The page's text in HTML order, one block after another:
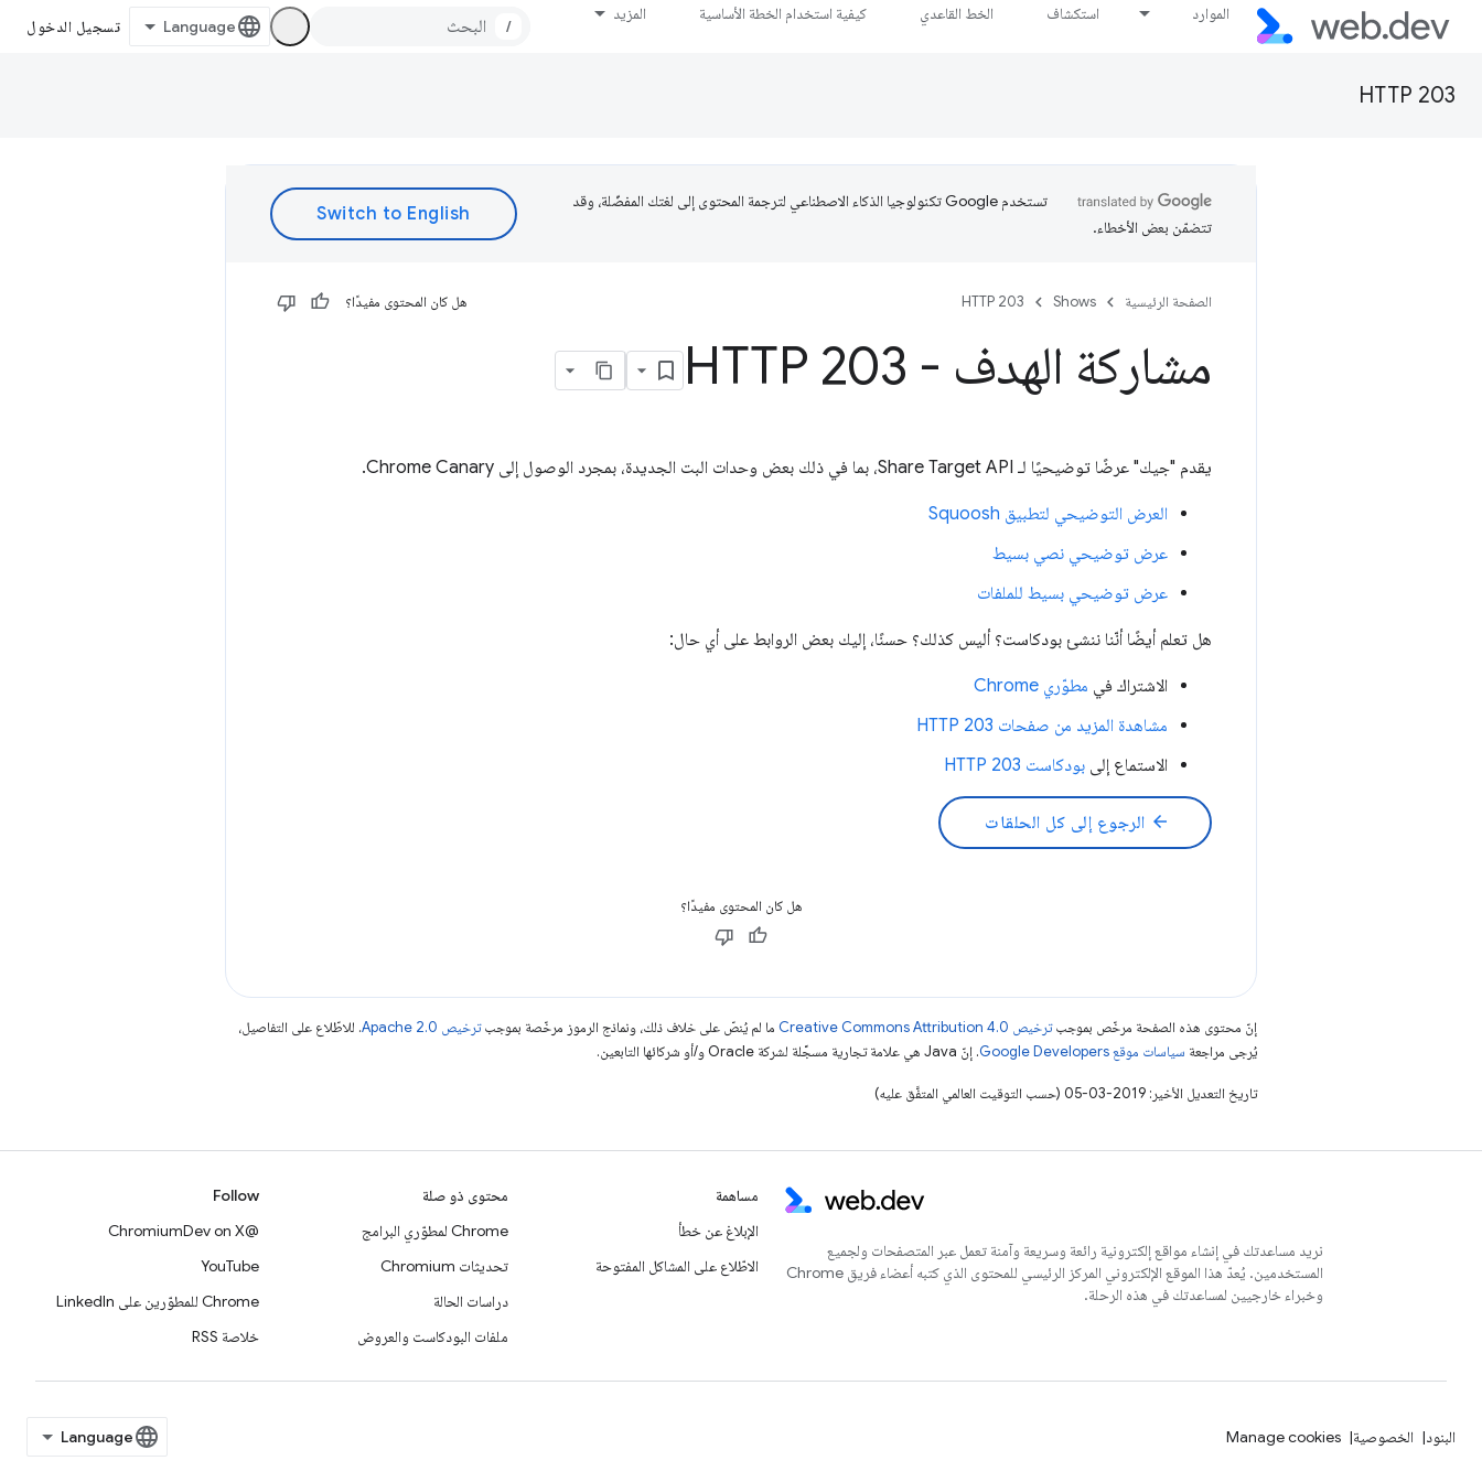
الموارد استكشاف الخط القاعدي كيفية استخدام الخطة الأساسية المزيد
/ تسجيل الدخول
HTTP 203
تستخدم Google تكنولوجيا الذكاء الاصطناعي لترجمة المحتوى إلى لغتك المفضّلة، وقد
تتضمّن بعض الأخطاء.
الصفحة الرئيسية Shows
HTTP 203 هل كان المحتوى مفيدًا؟
مشاركة الهدف - HTTP 203
يقدم "جيك" عرضًا توضيحيًا لـ Share Target API، بما في ذلك بعض وحدات البت الجديدة، بمجرد الوصول إلى Chrome Canary.
العرض التوضيحي لتطبيق Squoosh
عرض توضيحي نصي بسيط
عرض توضيحي بسيط للملفات
هل تعلم أيضًا أنّنا ننشئ بودكاست؟ أليس كذلك؟ حسنًا، إليك بعض الروابط على أي حال:
الاشتراك في مطوّري Chrome
مشاهدة المزيد من صفحات HTTP 203
الاستماع إلى بودكاست HTTP 203
arrow_back الرجوع إلى كل الحلقات
هل كان المحتوى مفيدًا؟
إنّ محتوى هذه الصفحة مرخّص بموجبترخيص Creative Commons Attribution 4.0‏ ما لم يُنصّ على خلاف ذلك، ونماذج الرموز مرخّصة بموجبترخيص Apache 2.0‏
. للاطّلاع على التفاصيل،
يُرجى مراجعة سياسات موقع Google Developers‏ . إنّ Java هي علامة تجارية مسجَّلة لشركة Oracle و/أو شركائها التابعين.
تاريخ التعديل الأخير: 2019-03-05 (حسب التوقيت العالمي المتفَّق عليه)
نريد مساعدتك في إنشاء مواقع إلكترونية رائعة وسريعة وآمنة تعمل عبر المتصفحات ولجميع
المستخدمين. يُعدّ هذا الموقع الإلكتروني المركز الرئيسي للمحتوى الذي كتبه أعضاء فريق Chrome
وخبراء خارجيين لمساعدتك في هذه الرحلة.
مساهمة
الإبلاغ عن خطأ
الاطّلاع على المشاكل المفتوحة
محتوى ذو صلة
Chrome لمطوّري البرامج
تحديثات Chromium
دراسات الحالة
ملفات البودكاست والعروض
Follow
@ChromiumDev on X
YouTube
Chrome للمطوّرين على LinkedIn
خلاصة RSS
البنود الخصوصية Manage cookies